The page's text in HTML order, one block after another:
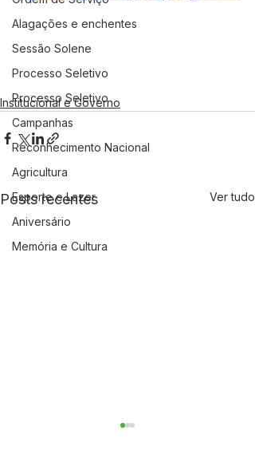
Alagações e enchentes
Sessão Solene
Processo Seletivo
Processo Seletivo
Campanhas
Reconhecimento Nacional
Agricultura
Esporte e Lazer
Aniversário
Memória e Cultura
Institucional e Governo
Posts recentes Ver tudo